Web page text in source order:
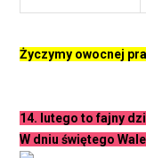
Życzymy owocnej
14. lutego to fajny
W dniu świętego